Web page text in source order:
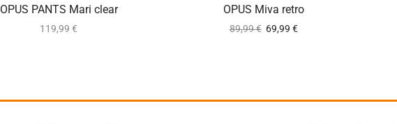
OPUS PANTS Mari clear
119,99€
OPUS Miva retro
89,99€ 69,99 €